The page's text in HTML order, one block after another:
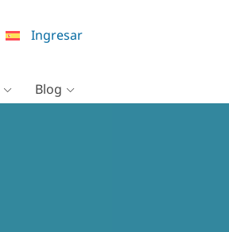
Ingresar
Blog